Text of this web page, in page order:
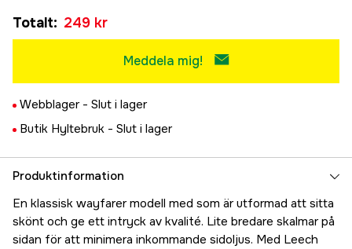
Totalt: 249 kr
Meddela mig!
Webblager - Slut i lager
Butik Hyltebruk - Slut i lager
Produktinformation
En klassisk wayfarer modell med som är utformad att sitta
skönt och ge ett intryck av kvalité. Lite bredare skalmar på
sidan för att minimera inkommande sidoljus. Med Leech